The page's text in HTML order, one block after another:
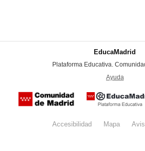
EducaMadrid
Plataforma Educativa.
Ayuda
Accesibilidad Mapa